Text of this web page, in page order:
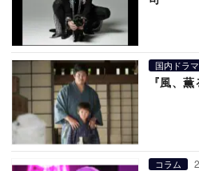
国内ドラマ
『風、
コラム